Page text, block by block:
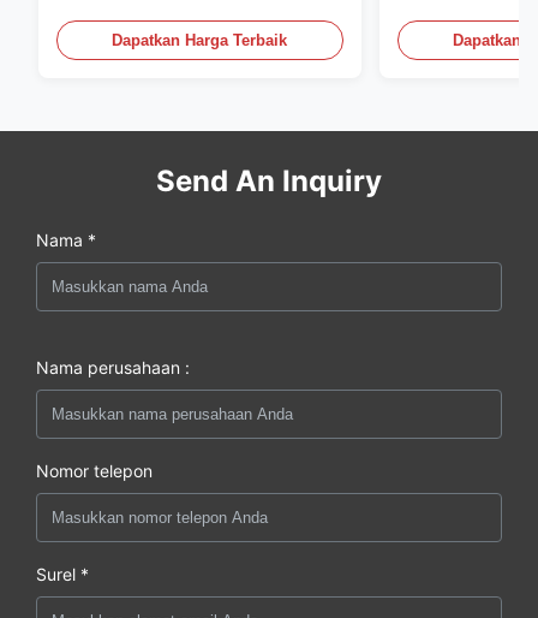
INJECTOR, MADE IN USA. kami
adalah CAT, CUMMINS, Pkerins
Dapatkan Harga Terbaik Dapatkan
Send An Inquiry
Nama *
Nama perusahaan :
Nomor telepon
Surel *